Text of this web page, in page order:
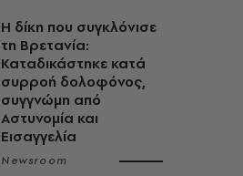
H δίκη που συγκλόνισε
τη Βρετανία:
Καταδικάστηκε κατά
συρροή δολοφόνος,
συγγνώμη από
Αστυνομία και
Εισαγγελία
Newsroom